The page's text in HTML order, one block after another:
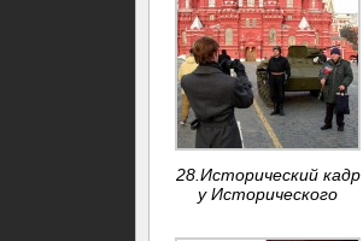
28.Исторический кадр
у Исторического